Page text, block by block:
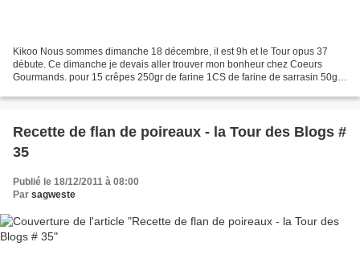
Kikoo Nous sommes dimanche 18 décembre, il est 9h et le Tour opus 37
débute. Ce dimanche je devais aller trouver mon bonheur chez Coeurs
Gourmands. pour 15 crêpes 250gr de farine 1CS de farine de sarrasin 50gr
Recette de flan de poireaux - la Tour des Blogs #
35
Publié le 18/12/2011 à 08:00
Par sagweste